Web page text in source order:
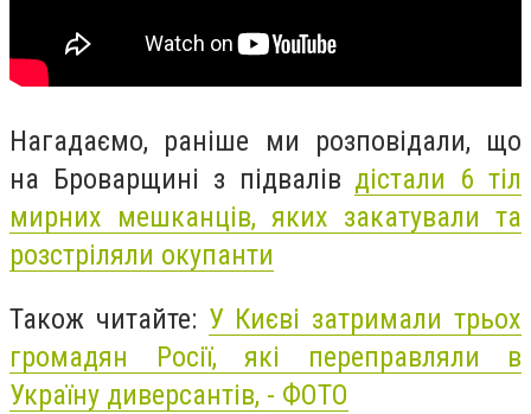
Нагадаємо, раніше ми розповідали, що
на Броварщині з підвалів дістали 6 тіл
мирних мешканців, яких закатували та
розстріляли окупанти
Також читайте: У Києві затримали трьох
громадян Росії, які переправляли в
Україну диверсантів, - ФОТО